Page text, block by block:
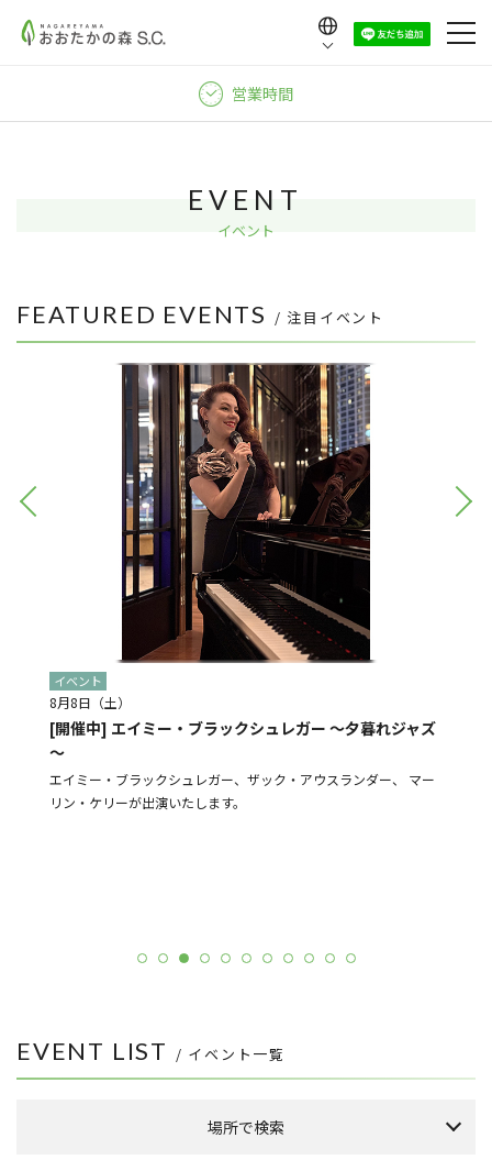
営業時間
EVENT
イベント
FEATURED EVENTS / 注目イベント
イベント
8月8日（土）
[開催中] エイミー・ブラックシュレガー ～夕暮れジャズ
～
エイミー・ブラックシュレガー、ザック・アウスランダー、 マー
リン・ケリーが出演いたします。
EVENT LIST / イベント一覧
場所で検索